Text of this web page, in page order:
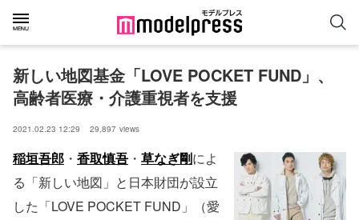
新しい地図基金「LOVE POCKET FUND」、
高齢者医療・介護重視者を支援
2021.02.23 12:29 29,897 views
稲垣吾郎 ・ 香取慎吾 ・ 草なぎ剛によ
る「新しい地図」と日本財団が設立
した「LOVE POCKET FUND」（愛